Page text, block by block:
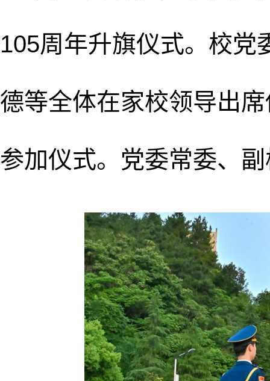
105周年升旗仪式。校党
德等全体在家校领导出
参加仪式。党委常委、